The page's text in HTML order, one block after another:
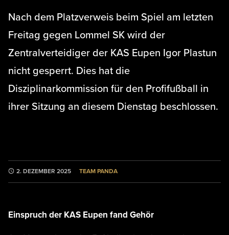
Nach dem Platzverweis beim Spiel am letzten
Freitag gegen Lommel SK wird der
Zentralverteidiger der KAS Eupen Igor Plastun
nicht gesperrt. Dies hat die
Disziplinarkommission für den Profifußball in
ihrer Sitzung an diesem Dienstag beschlossen.
2. DEZEMBER 2025 TEAM PANDA
Einspruch der KAS Eupen fand Gehör